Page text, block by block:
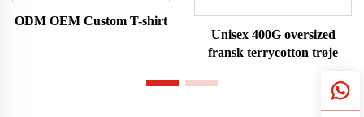
ODM OEM Custom T-shirt
Unisex 400G oversized
fransk terrycotton trøje